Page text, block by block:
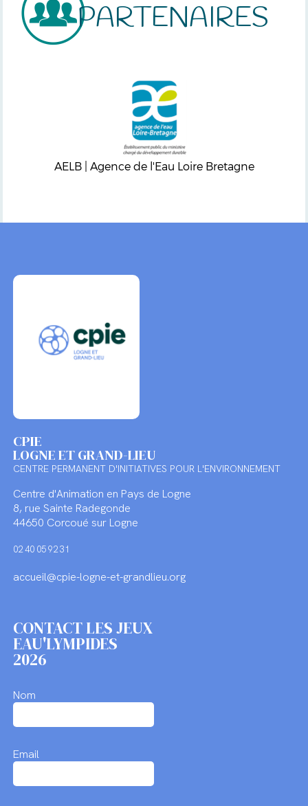
PARTENAIRES
AELB | Agence de l'Eau Loire Bretagne
CPIE
LOGNE ET GRAND-LIEU
CENTRE PERMANENT D'INITIATIVES POUR L'ENVIRONNEMENT
Centre d'Animation en Pays de Logne
8, rue Sainte Radegonde
44650 Corcoué sur Logne
02 40 05 92 31
accueil@cpie-logne-et-grandlieu.org
CONTACT LES JEUX
EAU'LYMPIDES
2026
Nom
Email